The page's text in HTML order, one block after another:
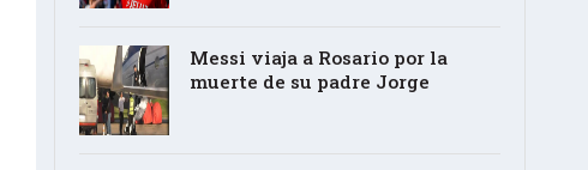
Messi viaja a Rosario por la
muerte de su padre Jorge